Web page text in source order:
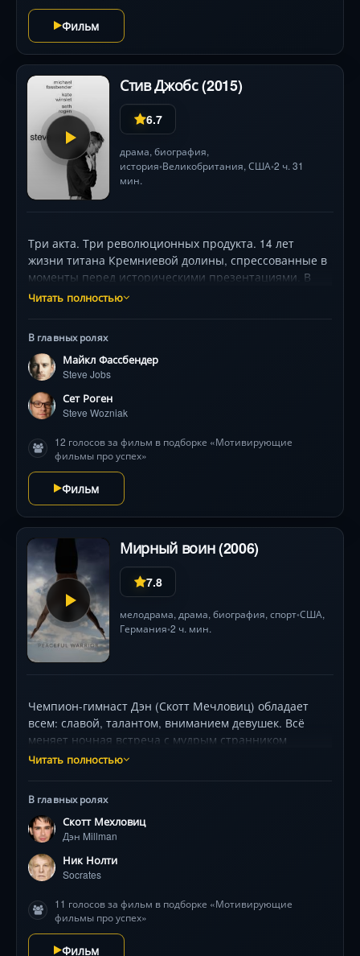
Фильм
Стив Джобс (2015)
6.7
драма, биография,
история•Великобритания, США•2 ч. 31
мин.
Три акта. Три революционных продукта. 14 лет
жизни титана Кремниевой долины, спрессованные в
моменты перед историческими презентациями. В
эпицентре технологических бурь — непризнанная
Фассбендер создаёт портрет-головоломку:
безжалостный провидец, чьи раны становятся
двигателем прогресса. Камера Дэнни Бойла
превращает серые коридоры за сценой в арену
шекспировских страстей, где каждый диалог —
или исцелённая душа?
Читать полностью
В главных ролях
Майкл Фассбендер
Steve Jobs
Сет Роген
Steve Wozniak
12 голосов за фильм в подборке «Мотивирующие
фильмы про успех»
Фильм
Мирный воин (2006)
7.8
мелодрама, драма, биография, спорт•США,
Германия• 2 ч. мин.
Чемпион-гимнаст Дэн (Скотт Мечловиц) обладает
всем: славой, талантом, вниманием девушек. Всё
меняет ночная встреча с мудрым странником
Сократом (Ник Нолти), чьи парадоксальные истины
пересмотреть всё — боль становится началом пути,
где сила духа важнее мышц, а настоящее ценится
выше медалей. Его возвращение шокирует всех, но
главная битва ждёт его не на снарядах. 397 символов
Читать полностью
В главных ролях
Скотт Мехловиц
Дэн Millman
Ник Нолти
Socrates
11 голосов за фильм в подборке «Мотивирующие
фильмы про успех»
Фильм